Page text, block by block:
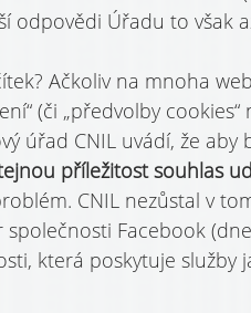
odpovědi Úřadu to však
Ačkoliv na mnoha
(či „předvolby
úřad CNIL uvádí, že
příležitost souhlas
CNIL nezůstal v
Facebook
která poskytuje služby